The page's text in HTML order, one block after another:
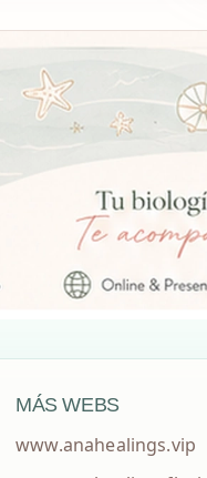
MÁS WEBS
www.anahealings.vip